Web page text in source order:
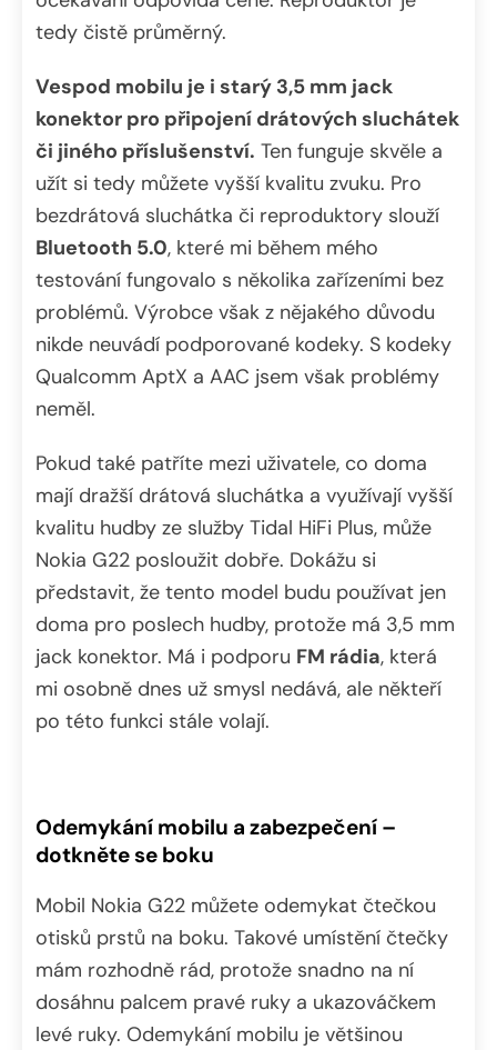
tedy čistě průměrný.
Vespod mobilu je i starý 3,5 mm jack
konektor pro připojení drátových sluchátek
či jiného příslušenství. Ten funguje skvěle a
užít si tedy můžete vyšší kvalitu zvuku. Pro
bezdrátová sluchátka či reproduktory slouží
Bluetooth 5.0, které mi během mého
testování fungovalo s několika zařízeními bez
problémů. Výrobce však z nějakého důvodu
nikde neuvádí podporované kodeky. S kodeky
Qualcomm AptX a AAC jsem však problémy
neměl.
Pokud také patříte mezi uživatele, co doma
mají dražší drátová sluchátka a využívají vyšší
kvalitu hudby ze služby Tidal HiFi Plus, může
Nokia G22 posloužit dobře. Dokážu si
představit, že tento model budu používat jen
doma pro poslech hudby, protože má 3,5 mm
jack konektor. Má i podporu FM rádia, která
mi osobně dnes už smysl nedává, ale někteří
po této funkci stále volají.
Odemykání mobilu a zabezpečení –
dotkněte se boku
Mobil Nokia G22 můžete odemykat čtečkou
otisků prstů na boku. Takové umístění čtečky
mám rozhodně rád, protože snadno na ní
dosáhnu palcem pravé ruky a ukazováčkem
levé ruky. Odemykání mobilu je většinou